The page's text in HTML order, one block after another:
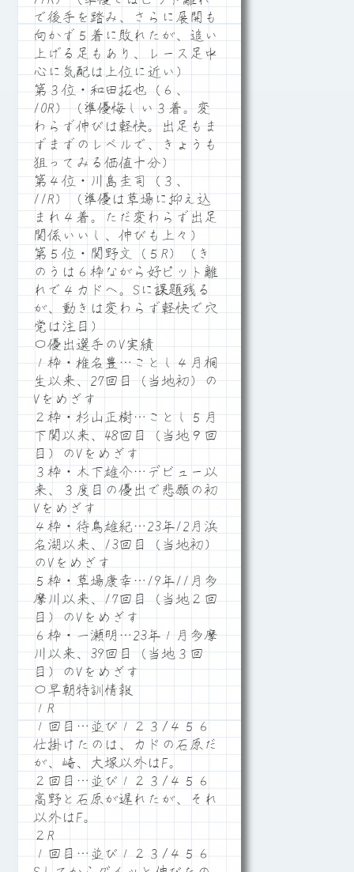
で後手を踏み、さらに展開も
向かず５着に敗れたが、追い
上げる足もあり、レース足中
心に気配は上位に近い）
第３位・和田拓也（６、
10R）（準優悔しい３着。変
わらず伸びは軽快。出足もま
ずまずのレベルで、きょうも
狙ってみる価値十分）
第４位・川島圭司（３、
11R）（準優は草場に抑え込
まれ４着。ただ変わらず出足
関係いいし、伸びも上々）
第５位・関野文（５R）（き
のうは６枠ながら好ピット離
れで４カドへ。Sに課題残る
が、動きは変わらず軽快で穴
党は注目）
〇優出選手のV実績
１枠・椎名豊…ことし４月桐
生以来、27回目（当地初）の
Vをめざす
２枠・杉山正樹…ことし５月
下関以来、48回目（当地９回
目）のVをめざす
３枠・木下雄介…デビュー以
来、３度目の優出で悲願の初
Vをめざす
４枠・待鳥雄紀…23年12月浜
名湖以来、13回目（当地初）
のVをめざす
５枠・草場康幸…19年11月多
摩川以来、17回目（当地２回
目）のVをめざす
６枠・一瀬明…23年１月多摩
川以来、39回目（当地３回
目）のVをめざす
〇早朝特訓情報
１R
１回目…並び１２３/４５６
仕掛けたのは、カドの石原だ
が、崎、大塚以外はF。
２回目…並び１２３/４５６
高野と石原が遅れたが、それ
以外はF。
２R
１回目…並び１２３/４５６